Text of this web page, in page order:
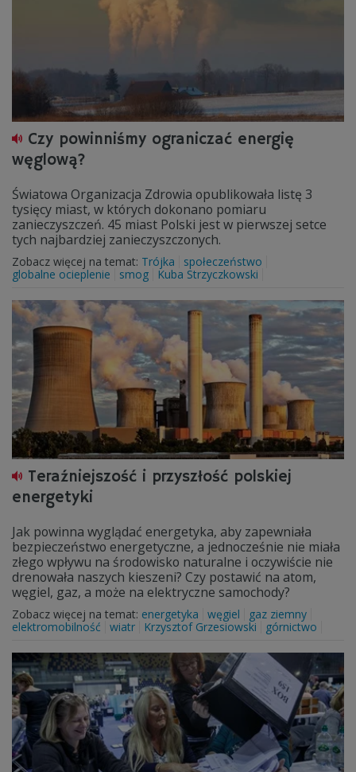
Czy powinniśmy ograniczać energię
węglową?
Światowa Organizacja Zdrowia opublikowała listę 3
tysięcy miast, w których dokonano pomiaru
zanieczyszczeń. 45 miast Polski jest w pierwszej setce
tych najbardziej zanieczyszczonych.
Zobacz więcej na temat: Trójka
społeczeństwo
globalne ocieplenie
smog Kuba Strzyczkowski
Teraźniejszość i przyszłość polskiej
energetyki
Jak powinna wyglądać energetyka, aby zapewniała
bezpieczeństwo energetyczne, a jednocześnie nie miała
złego wpływu na środowisko naturalne i oczywiście nie
drenowała naszych kieszeni? Czy postawić na atom,
węgiel, gaz, a może na elektryczne samochody?
Zobacz więcej na temat: energetyka węgiel
gaz ziemny
elektromobilność
wiatr Krzysztof Grzesiowski górnictwo